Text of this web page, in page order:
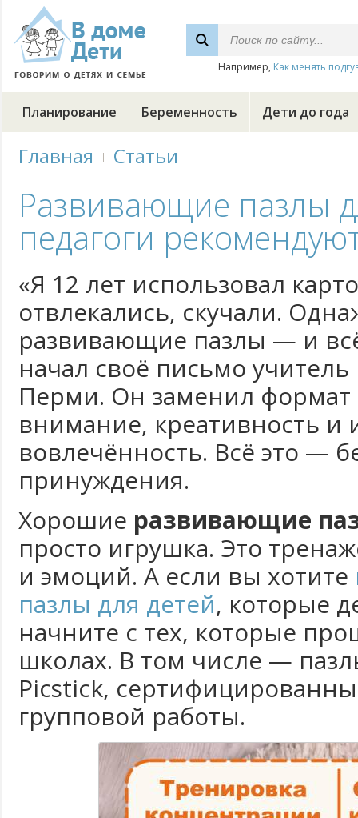
Например, Как менять
Планирование Беременность Дети до года
Главная Статьи
Развивающие пазлы
педагоги
«Я 12 лет использовал
отвлекались, скучали.
развивающие пазлы — и
начал своё письмо
Перми. Он заменил формат
внимание, креативность
вовлечённость. Всё это —
принуждения.
Хорошие развивающие
просто игрушка. Это
и эмоций. А если вы хотите
пазлы для детей, которые
начните с тех, которые
школах. В том числе —
Picstick,
групповой работы.